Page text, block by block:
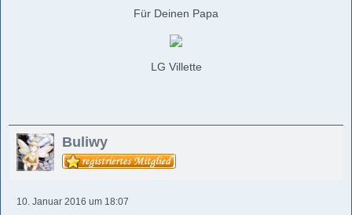
Für Deinen Papa
LG Villette
Buliwy
10. Januar 2016 um 18:07